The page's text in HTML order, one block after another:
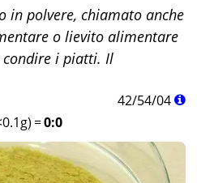
in polvere, chiamato anche
o lievito alimentare
condire i piatti. Il
42/54/04
=0:0